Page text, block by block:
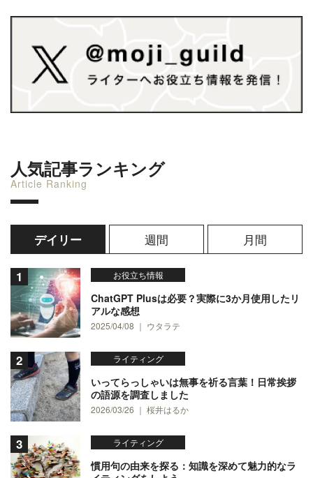
人気記事ランキング
Article Ranking
デイリー 週間 月間
お役立ち情報
ChatGPT Plusは必要？実際に3か月使用したリ
アルな感想
2025/04/08 ｜ ウタラテ
ライティング
いってらっしゃいは無事を祈る言葉！日常挨拶
の語源を調査しました
2026/03/26 ｜ 桜井はるか
ライティング
慣用句の由来を探る：知識を深めて魅力的なラ